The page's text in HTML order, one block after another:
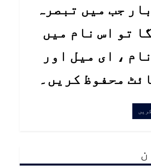
جب میں تبصرہ
تو اس نام میں
، ای میل اور
محفوظ کریں۔